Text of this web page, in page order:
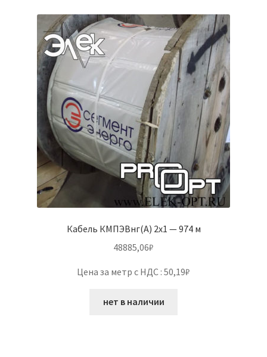
Кабель КМПЭВнг(А) 2х1 — 974 м
48885,06₽
Цена за метр с НДС : 50,19₽
нет в наличии